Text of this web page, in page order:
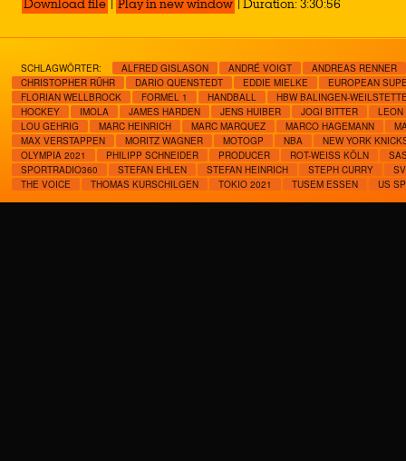
Download file | Play in new window | Duration: 3:30:56
SCHLAGWÖRTER: ALFRED GISLASON ANDRÉ VOIGT
ANDREAS RENNER
CHRISTOPHER RÜHR
DARIO QUENSTEDT EDDIE MIELKE
EUROPEAN
FLORIAN WELLBROCK
FORMEL 1 HANDBALL
HBW BALINGEN-
HOCKEY
IMOLA JAMES HARDEN JENS HUIBER JOGI BITTER
LEON
LOU GEHRIG
MARC HEINRICH MARC MARQUEZ MARCO HAGEMANN
MAX VERSTAPPEN
MORITZ WAGNER MOTOGP NBA
NEW YORK
OLYMPIA 2021
PHILIPP SCHNEIDER PRODUCER ROT-WEISS KÖLN
SPORTRADIO360
STEFAN EHLEN STEFAN HEINRICH STEPH CURRY
THE VOICE
THOMAS KURSCHILGEN TOKIO 2021 TUSEM ESSEN US